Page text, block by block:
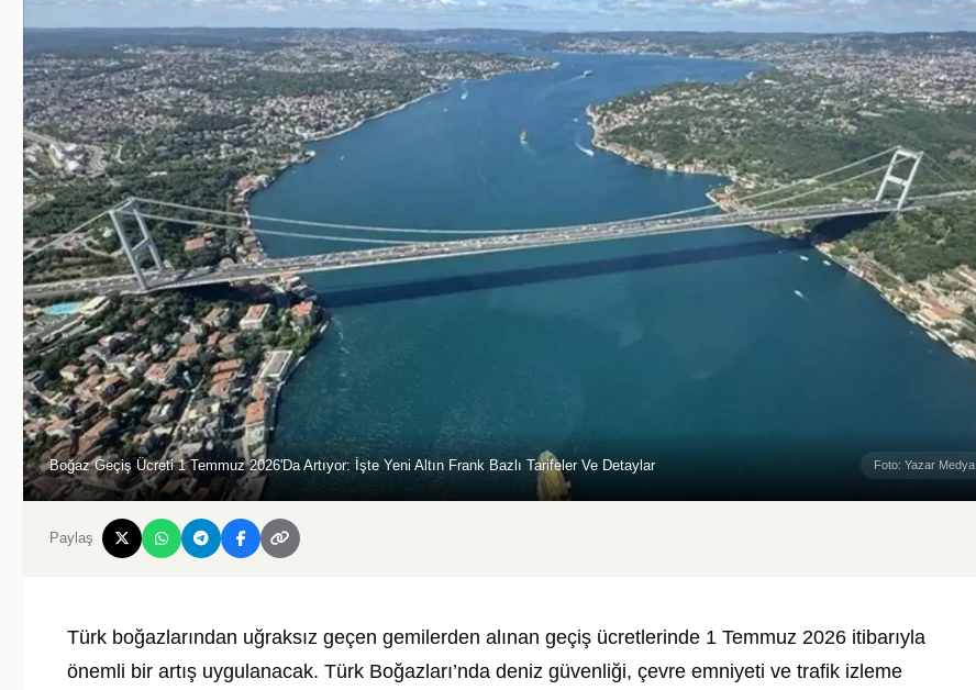
Boğaz Geçiş Ücreti 1 Temmuz 2026'Da Artıyor: İşte Yeni Altın Frank Bazlı Tarifeler Ve Detaylar Foto: Yazar Medya
Paylaş
Türk boğazlarından uğraksız geçen gemilerden alınan geçiş ücretlerinde 1 Temmuz 2026 itibarıyla
önemli bir artış uygulanacak. Türk Boğazları’nda deniz güvenliği, çevre emniyeti ve trafik izleme